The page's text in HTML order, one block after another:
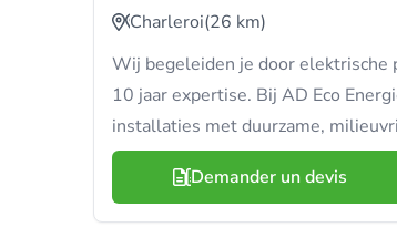
Charleroi(26 km)
Wij begeleiden je door elektrische
10 jaar expertise. Bij AD Eco
installaties met duurzame,
Demander un devis